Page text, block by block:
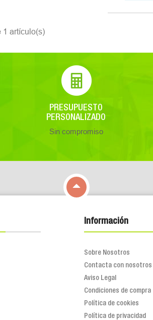
1 artículo(s)
PRESUPUESTO
PERSONALIZADO
Sin compromiso

Información
Sobre Nosotros
Contacta con nosotros
Aviso Legal
Condiciones de compra
Política de cookies
Política de privacidad